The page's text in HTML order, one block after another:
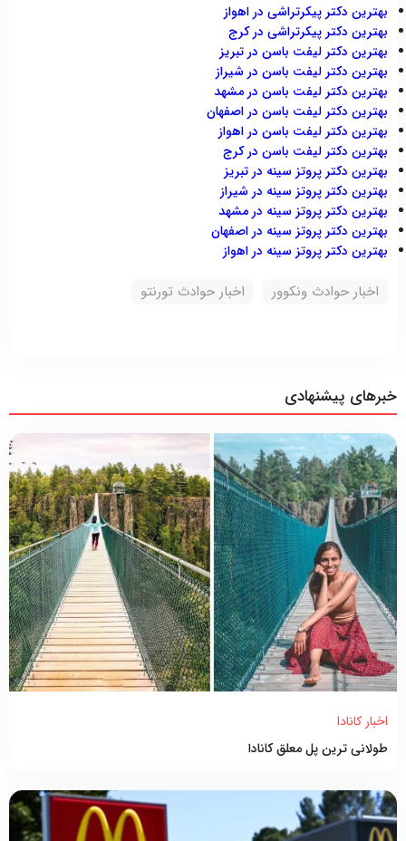
بهترین دکتر پیکرتراشی در اهواز
بهترین دکتر پیکرتراشی در کرج
بهترین دکتر لیفت باسن در تبریز
بهترین دکتر لیفت باسن در شیراز
بهترین دکتر لیفت باسن در مشهد
بهترین دکتر لیفت باسن در اصفهان
بهترین دکتر لیفت باسن در اهواز
بهترین دکتر لیفت باسن در کرج
بهترین دکتر پروتز سینه در تبریز
بهترین دکتر پروتز سینه در شیراز
بهترین دکتر پروتز سینه در مشهد
بهترین دکتر پروتز سینه در اصفهان
بهترین دکتر پروتز سینه در اهواز
اخبار حوادث ونکوور اخبار حوادث تورنتو
خبرهای پیشنهادی
اخبار کانادا
طولانی ترین پل معلق کانادا